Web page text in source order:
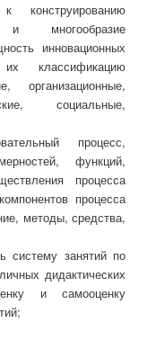
и многообразие
инновационных
классификацию
организационные,
социальные,
процесс,
функций,
процесса
процесса
методы, средства,
систему занятий по
дидактических
и самооценку